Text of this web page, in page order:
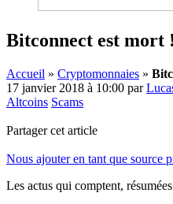
Bitconnect est mort !
Accueil » Cryptomonnaies »
17 janvier 2018 à 10:00 par
Altcoins Scams
Partager cet article
Nous ajouter en tant que source
Les actus qui comptent, résumées